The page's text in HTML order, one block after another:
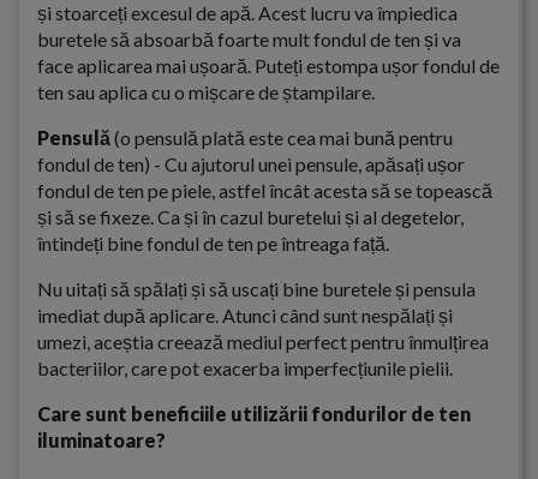
și stoarceți excesul de apă. Acest lucru va împiedica
buretele să absoarbă foarte mult fondul de ten și va
face aplicarea mai ușoară. Puteți estompa ușor fondul de
ten sau aplica cu o mișcare de ștampilare.
Pensulă(o pensulă plată este cea mai bună pentru
fondul de ten) - Cu ajutorul unei pensule, apăsați ușor
fondul de ten pe piele, astfel încât acesta să se topească
și să se fixeze. Ca și în cazul buretelui și al degetelor,
întindeți bine fondul de ten pe întreaga față.
Nu uitați să spălați și să uscați bine buretele și pensula
imediat după aplicare. Atunci când sunt nespălați și
umezi, aceștia creează mediul perfect pentru înmulțirea
bacteriilor, care pot exacerba imperfecțiunile pielii.
Care sunt beneficiile utilizării fondurilor de ten
iluminatoare?